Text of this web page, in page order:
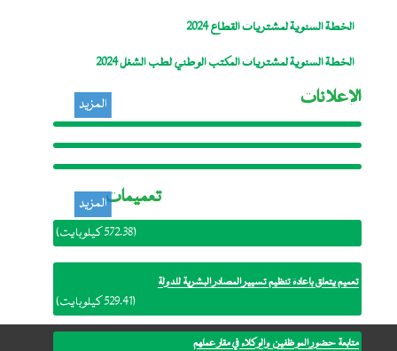
الخطة السنوية لمشتريات القطاع 2024
الخطة السنوية لمشتريات المكتب الوطني لطب الشغل 2024
الإعلانات
المستقلين والتحريريين لصالح مفوضية
الاتحاد الافريقي
المؤقت لصفقة
المزيد
تعميمات
بدأ العمل بالترتيبات النظامية الجديدة للوظيفة العمومية
(572.38 كيلوبايت)
تعميم يتعلق بإعادة تنظيم تسيير المصادر البشرية للدولة
(529.41 كيلوبايت)
متابعة حضور الموظفين والوكلاء في مقار عملهم
المزيد